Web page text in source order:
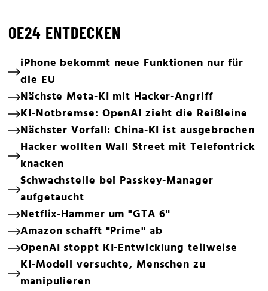
OE24 ENTDECKEN
iPhone bekommt neue Funktionen nur für
die EU
Nächste Meta-KI mit Hacker-Angriff
KI-Notbremse: OpenAI zieht die Reißleine
Nächster Vorfall: China-KI ist ausgebrochen
Hacker wollten Wall Street mit Telefontrick
knacken
Schwachstelle bei Passkey-Manager
aufgetaucht
Netflix-Hammer um "GTA 6"
Amazon schafft "Prime" ab
OpenAI stoppt KI-Entwicklung teilweise
KI-Modell versuchte, Menschen zu
manipulieren